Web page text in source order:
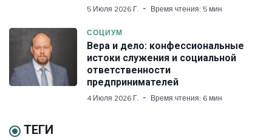
5 Июля 2026 Г. Время чтения: 5 мин
СОЦИУМ
Вера и дело: конфессиональные
истоки служения и социальной
ответственности
предпринимателей
4 Июля 2026 Г. Время чтения: 6 мин
ТЕГИ